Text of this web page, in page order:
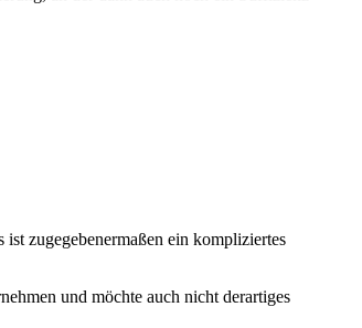
zugegebenermaßen ein kompliziertes
und möchte auch nicht derartiges